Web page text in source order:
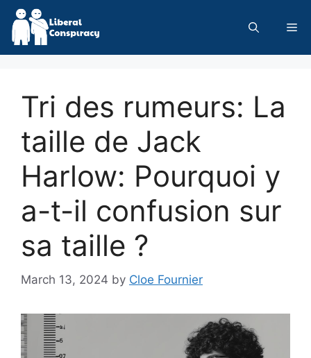
Skip
content
Tri des rumeurs: La
taille de Jack
Harlow: Pourquoi y
a-t-il confusion sur
sa taille ?
March 13, 2024 by Cloe Fournier